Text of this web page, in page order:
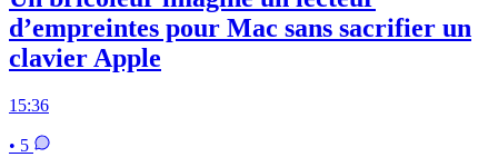
d’empreintes pour Mac sans sacrifier un
clavier Apple
15:36
• 5